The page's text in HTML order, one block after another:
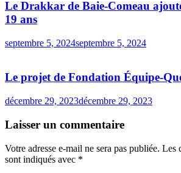
Le Drakkar de Baie-Comeau
19 ans
septembre 5, 2024septembre 5, 2024
Le projet de Fondation Équipe-
décembre 29, 2023décembre 29, 2023
Laisser un commentaire
Votre adresse e-mail ne sera pas publiée. Les
sont indiqués avec *